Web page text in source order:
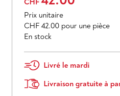
CHF
Prix unitaire
CHF 42.00 pour une pièce
En stock
Livré le mardi
Livraison gratuite à